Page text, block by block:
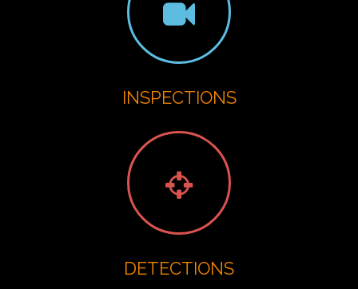
INSPECTIONS
DETECTIONS